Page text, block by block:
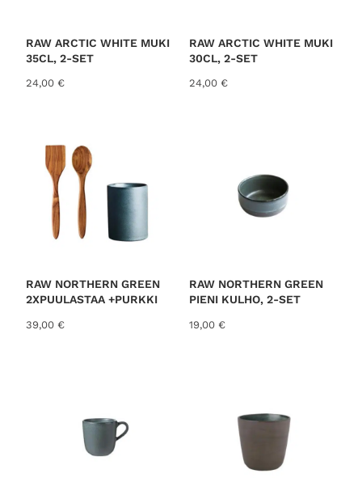
RAW ARCTIC WHITE MUKI
35CL, 2-SET
24,00 €
RAW ARCTIC WHITE MUKI
30CL, 2-SET
24,00 €
RAW NORTHERN GREEN
2XPUULASTAA +PURKKI
39,00 €
RAW NORTHERN GREEN
PIENI KULHO, 2-SET
19,00 €